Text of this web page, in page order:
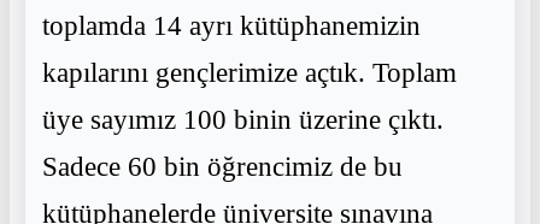
toplamda 14 ayrı kütüphanemizin
kapılarını gençlerimize açtık. Toplam
üye sayımız 100 binin üzerine çıktı.
Sadece 60 bin öğrencimiz de bu
kütüphanelerde üniversite sınavına